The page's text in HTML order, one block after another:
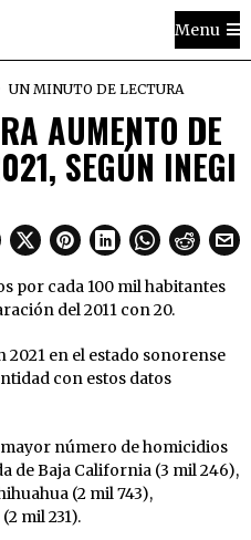
Menu
UN MINUTO DE LECTURA
AUMENTO DE
SEGÚN INEGI
por cada 100 mil habitantes
del 2011 con 20.
en el estado sonorense
con estos datos
número de homicidios
de Baja California (3 mil 246),
(2 mil 743),
mil 231).